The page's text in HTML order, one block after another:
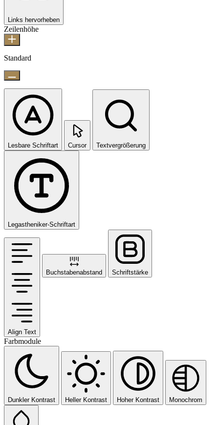
Links hervorheben
Zeilenhöhe
Standard
Lesbare Schriftart Cursor Textvergrößerung
Legastheniker-Schriftart
Align Text
Buchstabenabstand Schriftstärke
Farbmodule
Dunkler Kontrast Heller Kontrast Hoher Kontrast Monochrom